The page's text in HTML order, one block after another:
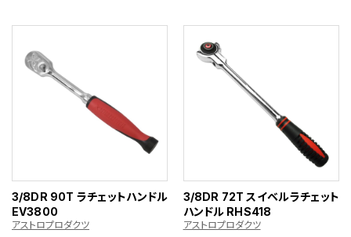
3/8DR 90T ラチェットハンドル
EV3800
アストロプロダクツ
3/8DR 72T スイベルラチェット
ハンドル RHS418
アストロプロダクツ